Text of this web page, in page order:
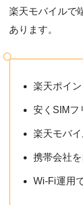
楽天モバイルで
あります。
楽天ポイ
安くSIMフ
楽天モバ
携帯会社
Wi-Fi運用